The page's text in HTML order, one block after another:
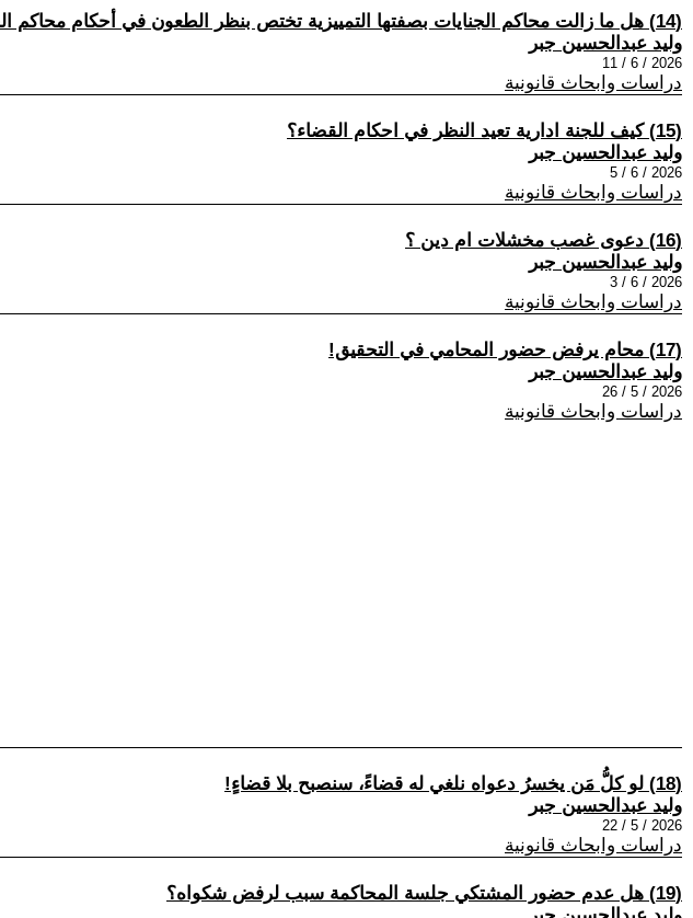
(14) هل ما زالت محاكم الجنايات بصفتها التمييزية تختص بنظر الطعون في أحكام محاكم الجنح؟
وليد عبدالحسين جبر
2026 / 6 / 11
دراسات وابحاث قانونية
(15) كيف للجنة ادارية تعيد النظر في احكام القضاء؟
وليد عبدالحسين جبر
2026 / 6 / 5
دراسات وابحاث قانونية
(16) دعوى غصب مخشلات ام دين ؟
وليد عبدالحسين جبر
2026 / 6 / 3
دراسات وابحاث قانونية
(17) محام يرفض حضور المحامي في التحقيق!
وليد عبدالحسين جبر
2026 / 5 / 26
دراسات وابحاث قانونية
(18) لو كلُّ مَن يخسرُ دعواه نلغي له قضاءً، سنصبح بلا قضاءٍ!
وليد عبدالحسين جبر
2026 / 5 / 22
دراسات وابحاث قانونية
(19) هل عدم حضور المشتكي جلسة المحاكمة سبب لرفض شكواه؟